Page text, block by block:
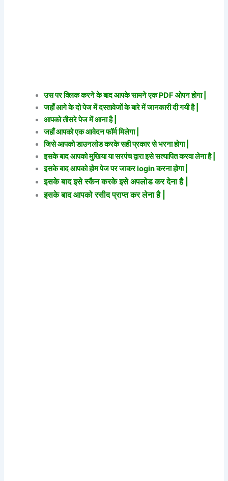
उस पर क्लिक करने के बाद आपके सामने एक PDF ओपन होगा |
जहाँ आगे के दो पेज में दस्तावेजों के बारे में जानकारी दी गयी है |
आपको तीसरे पेज में आना है |
जहाँ आपको एक आवेदन फॉर्म मिलेगा |
जिसे आपको डाउनलोड करके सही प्रकार से भरना होगा |
इसके बाद आपको मुखिया या सरपंच द्वारा इसे सत्यापित करवा लेना है |
इसके बाद आपको होम पेज पर जाकर login करना होगा |
इसके बाद इसे स्कैन करके इसे अपलोड कर देना है |
इसके बाद आपको रसीद प्राप्त कर लेना है |